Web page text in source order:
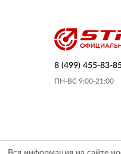
8 (499) 455-83-
ПН-ВС 9:00-21:00